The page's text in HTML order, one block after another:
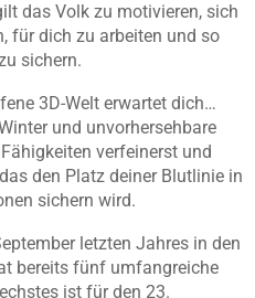
das Volk zu motivieren, sich
für dich zu arbeiten und so
sichern.
3D-Welt erwartet dich…
und unvorhersehbare
verfeinerst und
den Platz deiner Blutlinie in
sichern wird.
letzten Jahres in den
bereits fünf umfangreiche
ist für den 23.